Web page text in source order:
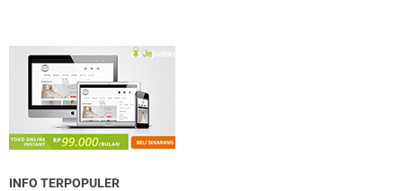
INFO TERPOPULER